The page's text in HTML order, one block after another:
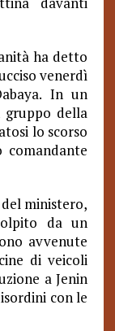
ha detto
venerdì
In un
gruppo della
lo scorso
ministero,
da un
avvenute
di veicoli
a Jenin
con le